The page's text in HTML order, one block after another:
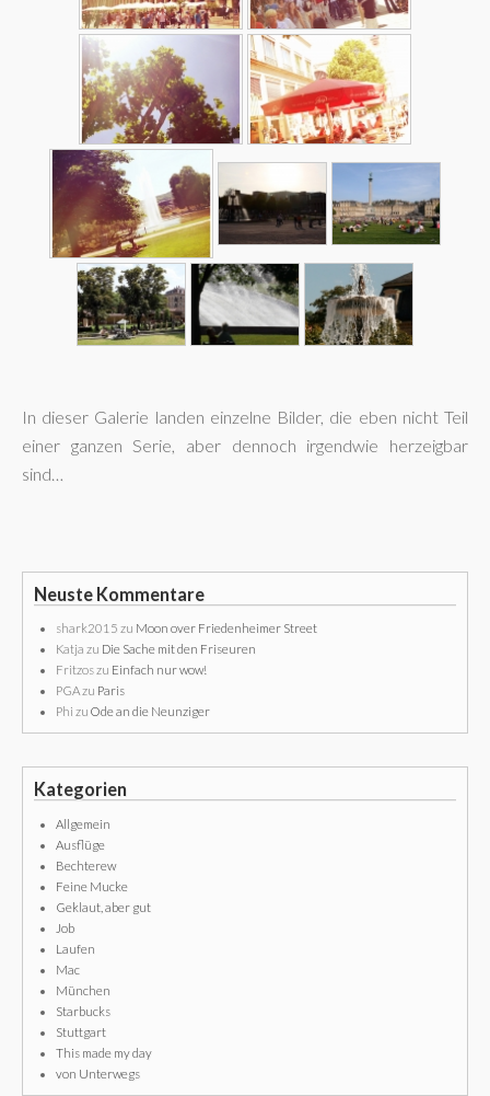
In dieser Galerie landen einzelne Bilder, die eben nicht Teil
einer ganzen Serie, aber dennoch irgendwie herzeigbar
sind…
Neuste Kommentare
shark2015 zu Moon over Friedenheimer Street
Katja zu Die Sache mit den Friseuren
Fritzoszu Einfach nur wow!
PGAzu Paris
Phi zu Ode an die Neunziger
Kategorien
Allgemein
Ausflüge
Bechterew
Feine Mucke
Geklaut, aber gut
Job
Laufen
Mac
München
Starbucks
Stuttgart
This made my day
von Unterwegs